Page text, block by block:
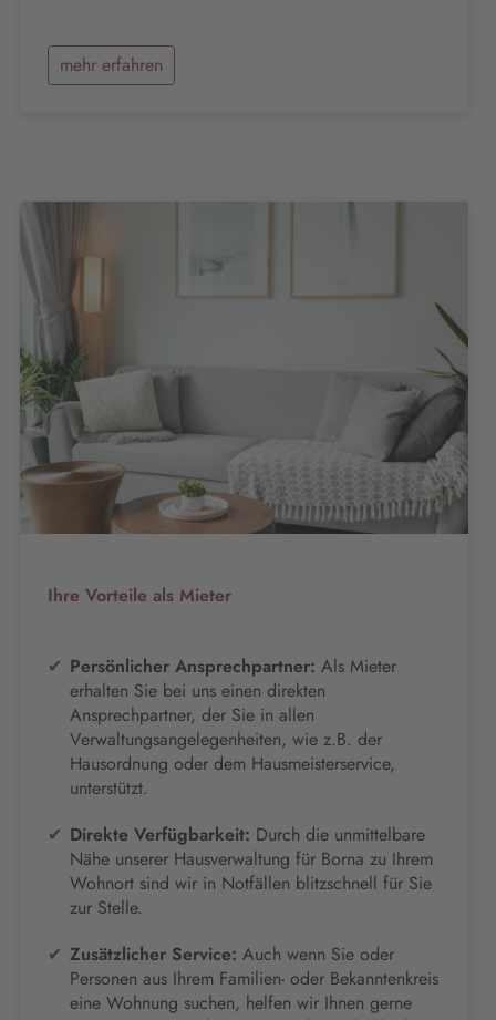
mehr erfahren
Ihre Vorteile als Mieter
Persönlicher Ansprechpartner: Als Mieter
erhalten Sie bei uns einen direkten
Ansprechpartner, der Sie in allen
Verwaltungsangelegenheiten, wie z.B. der
Hausordnung oder dem Hausmeisterservice,
unterstützt.
Direkte Verfügbarkeit: Durch die unmittelbare
Nähe unserer Hausverwaltung für Borna zu Ihrem
Wohnort sind wir in Notfällen blitzschnell für Sie
zur Stelle.
Zusätzlicher Service: Auch wenn Sie oder
Personen aus Ihrem Familien- oder Bekanntenkreis
eine Wohnung suchen, helfen wir Ihnen gerne